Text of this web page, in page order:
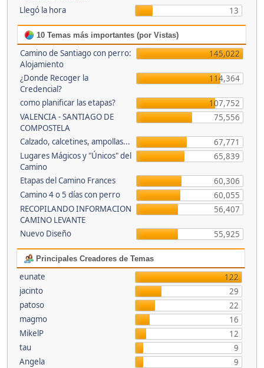
Llegó la hora 13
10 Temas más importantes (por Vistas)
Camino de Santiago con perro:
Alojamiento
145,022
¿Donde Recoger la
Credencial?
114,364
como planificar las etapas?
107,752
VALENCIA - SANTIAGO DE
COMPOSTELA
75,556
Calzado, calcetines, ampollas...
67,771
Lugares Mágicos y "Únicos" del
Camino
65,839
Etapas del Camino Frances
60,306
Camino 4 o 5 días con perro
60,055
RECOPILANDO INFORMACION
CAMINO LEVANTE
56,407
Nuevo Diseño 55,925
Principales Creadores de Temas
eunate
122
jacinto
29
patoso
22
magmo
16
MikelP
12
tau
9
Angela
9